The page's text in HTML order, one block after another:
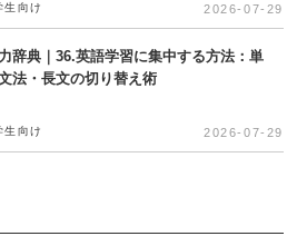
生向け 2026-07-29
辞典｜36.英語学習に集中する方法：単
法・長文の切り替え術
生向け 2026-07-29